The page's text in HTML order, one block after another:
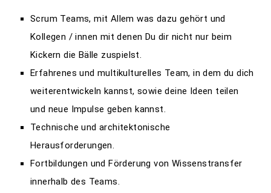
Scrum Teams, mit Allem was dazu gehört und
Kollegen / innen mit denen Du dir nicht nur beim
Kickern die Bälle zuspielst.
Erfahrenes und multikulturelles Team, in dem du dich
weiterentwickeln kannst, sowie deine Ideen teilen
und neue Impulse geben kannst.
Technische und architektonische
Herausforderungen.
Fortbildungen und Förderung von Wissenstransfer
innerhalb des Teams.